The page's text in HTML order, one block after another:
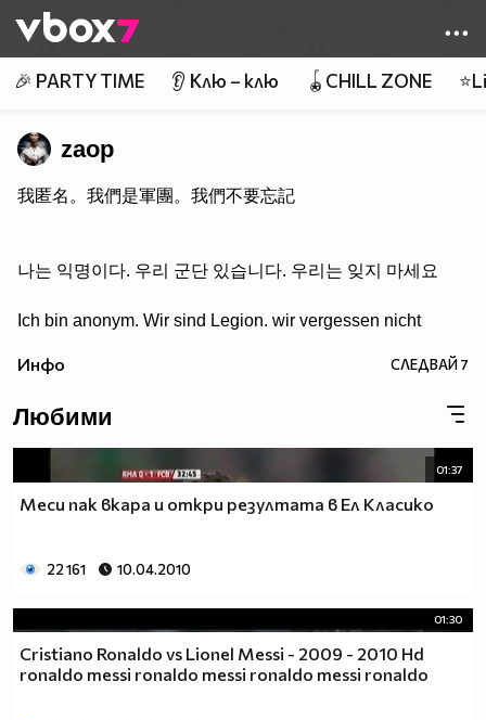
👾
🎉 PARTY TIME 👂 Клю – клю 🪀CHILL ZONE
zaop
我匿名。我們是軍團。我們不要忘記
나는 익명이다. 우리 군단 있습니다. 우리는 잊지 마세요
Ich bin anonym. Wir sind Legion. wir vergessen nicht
Инфо СЛЕДВАЙ7
Любими
01:37
Меси пак вкара и откри резултата в Ел Класико
22 161 10.04.2010
01:30
Cristiano Ronaldo vs Lionel Messi - 2009 - 2010 Hd
ronaldo messi ronaldo messi ronaldo messi ronaldo